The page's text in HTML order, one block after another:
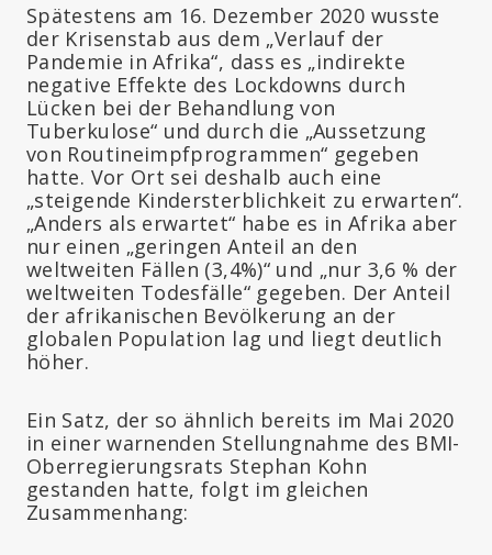
Spätestens am 16. Dezember 2020 wusste
der Krisenstab aus dem „Verlauf der
Pandemie in Afrika“, dass es „indirekte
negative Effekte des Lockdowns durch
Lücken bei der Behandlung von
Tuberkulose“ und durch die „Aussetzung
von Routineimpfprogrammen“ gegeben
hatte. Vor Ort sei deshalb auch eine
„steigende Kindersterblichkeit zu erwarten“.
„Anders als erwartet“ habe es in Afrika aber
nur einen „geringen Anteil an den
weltweiten Fällen (3,4%)“ und „nur 3,6 % der
weltweiten Todesfälle“ gegeben. Der Anteil
der afrikanischen Bevölkerung an der
globalen Population lag und liegt deutlich
höher.
Ein Satz, der so ähnlich bereits im Mai 2020
in einer warnenden Stellungnahme des BMI-
Oberregierungsrats Stephan Kohn
gestanden hatte, folgt im gleichen
Zusammenhang: